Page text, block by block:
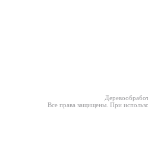
Все права защищены. При